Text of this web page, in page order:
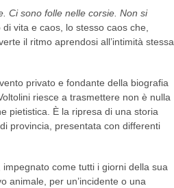
Ci sono folle nelle corsie. Non si
vita e caos, lo stesso caos che,
il ritmo aprendosi all’intimità stessa
privato e fondante della biografia
riesce a trasmettere non è nulla
pietistica. È la ripresa di una storia
provincia, presentata con differenti
impegnato come tutti i giorni della sua
animale, per un’incidente o una